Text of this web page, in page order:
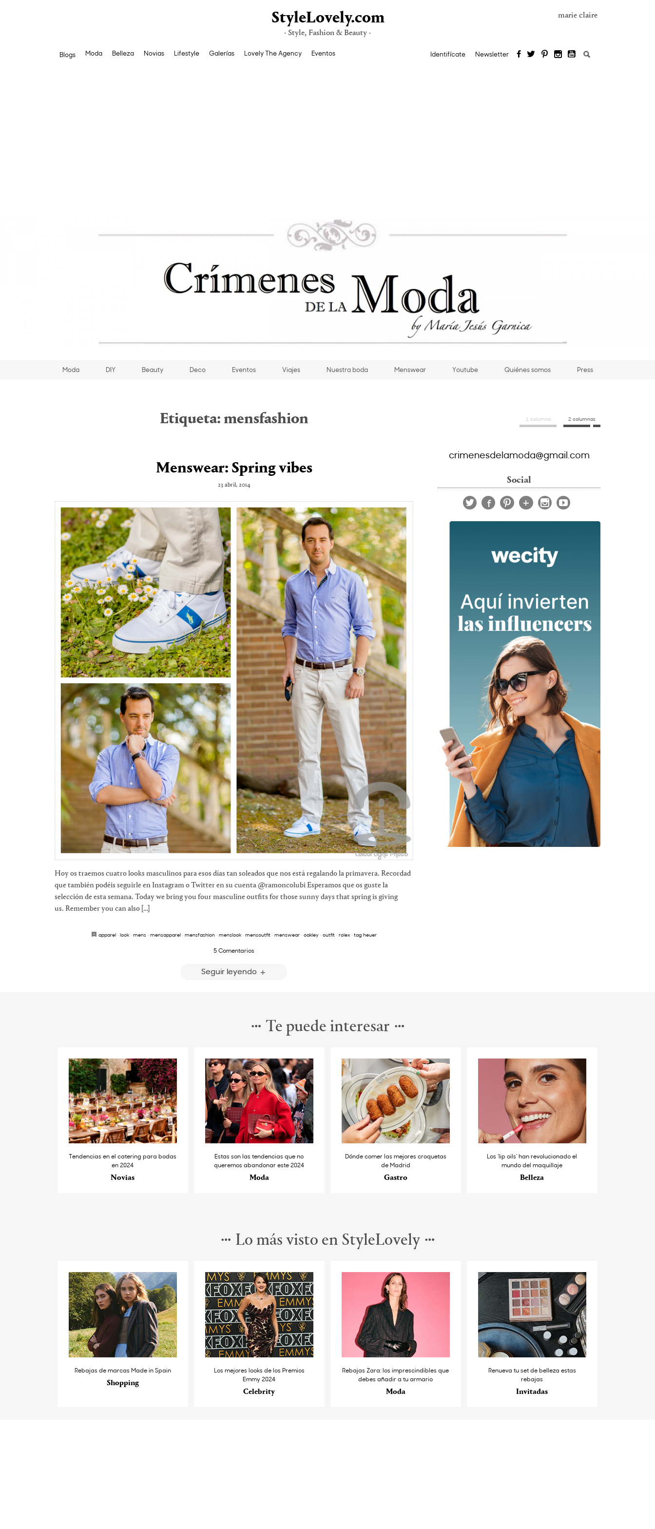
StyleLovely.com
· Style, Fashion & Beauty ·
marie claire
Blogs Moda Belleza Novias Lifestyle Galerías Lovely The Agency Eventos Identifícate Newsletter Buscar:
Moda DIY Beauty Deco Eventos Viajes Nuestra boda Menswear Youtube Quiénes somos Press
Etiqueta: mensfashion
Menswear: Spring vibes
23 abril, 2014
Hoy os traemos cuatro looks masculinos para esos días tan soleados que nos está regalando la primavera. Recordad
que también podéis seguirle en Instagram o Twitter en su cuenta @ramoncolubi Esperamos que os guste la
selección de esta semana. Today we bring you four masculine outfits for those sunny days that spring is giving
us. Remember you can also […]
apparel · look · mens · mensapparel · mensfashion · menslook · mensoutfit · menswear · oakley · outfit · rolex · tag heuer
5 Comentarios
Seguir leyendo
1 columna 2 columnas
crimenesdelamoda@gmail.com
Social
Te puede interesar
Tendencias en el catering para bodas
en 2024
Novias
Estas son las tendencias que no
queremos abandonar este 2024
Moda
Dónde comer las mejores croquetas
de Madrid
Gastro
Los ‘lip oils’ han revolucionado el
mundo del maquillaje
Belleza
Lo más visto en StyleLovely
Rebajas de marcas Made in Spain
Shopping
Los mejores looks de los Premios
Emmy 2024
Celebrity
Rebajas Zara: los imprescindibles que
debes añadir a tu armario
Moda
Renueva tu set de belleza estas
rebajas
Invitadas